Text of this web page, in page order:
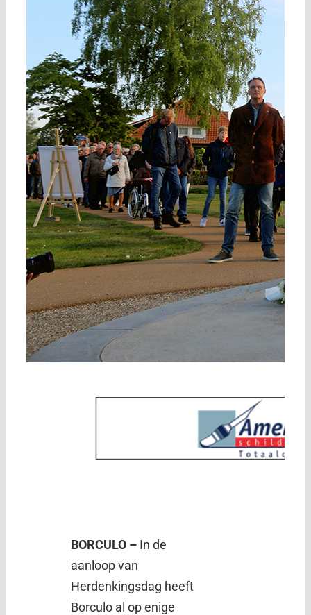
BORCULO – In de
aanloop van
Herdenkingsdag heeft
Borculo al op enige